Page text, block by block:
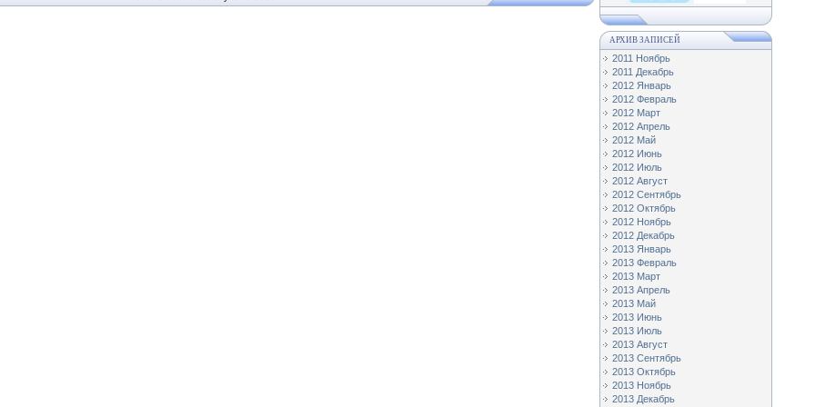
АРХИВ ЗАПИСЕЙ
2011 Ноябрь
2011 Декабрь
2012 Январь
2012 Февраль
2012 Март
2012 Апрель
2012 Май
2012 Июнь
2012 Июль
2012 Август
2012 Сентябрь
2012 Октябрь
2012 Ноябрь
2012 Декабрь
2013 Январь
2013 Февраль
2013 Март
2013 Апрель
2013 Май
2013 Июнь
2013 Июль
2013 Август
2013 Сентябрь
2013 Октябрь
2013 Ноябрь
2013 Декабрь